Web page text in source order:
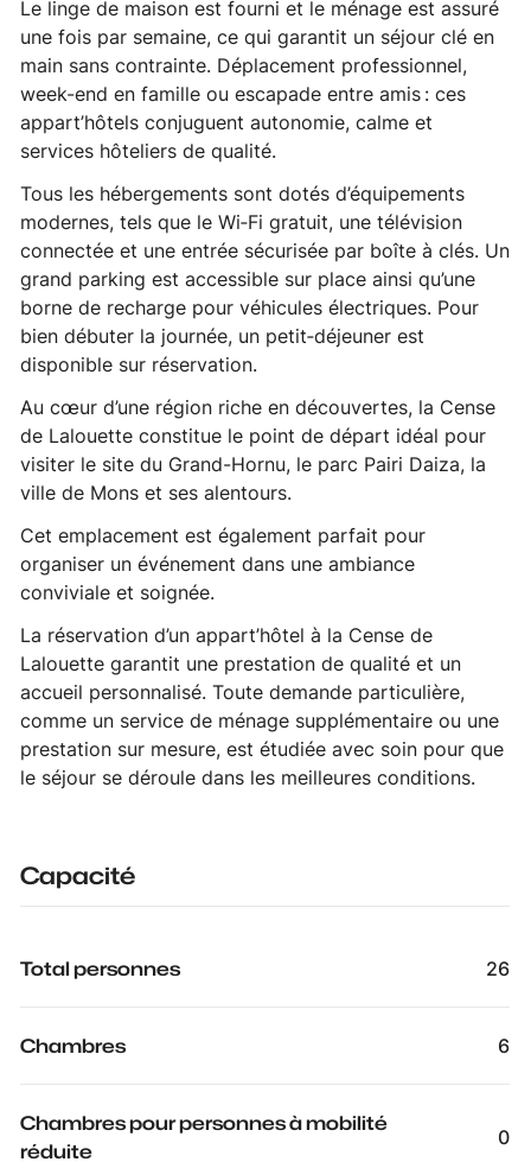
Le linge de maison est fourni et le ménage est assuré
une fois par semaine, ce qui garantit un séjour clé en
main sans contrainte. Déplacement professionnel,
week-end en famille ou escapade entre amis : ces
appart’hôtels conjuguent autonomie, calme et
services hôteliers de qualité.
Tous les hébergements sont dotés d’équipements
modernes, tels que le Wi‑Fi gratuit, une télévision
connectée et une entrée sécurisée par boîte à clés. Un
grand parking est accessible sur place ainsi qu’une
borne de recharge pour véhicules électriques. Pour
bien débuter la journée, un petit‑déjeuner est
disponible sur réservation.
Au cœur d’une région riche en découvertes, la Cense
de Lalouette constitue le point de départ idéal pour
visiter le site du Grand-Hornu, le parc Pairi Daiza, la
ville de Mons et ses alentours.
Cet emplacement est également parfait pour
organiser un événement dans une ambiance
conviviale et soignée.
La réservation d’un appart’hôtel à la Cense de
Lalouette garantit une prestation de qualité et un
accueil personnalisé. Toute demande particulière,
comme un service de ménage supplémentaire ou une
prestation sur mesure, est étudiée avec soin pour que
le séjour se déroule dans les meilleures conditions.
Capacité
Total personnes 26
Chambres 6
Chambres pour personnes à mobilité
réduite
0